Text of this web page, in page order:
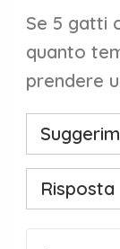
Se 5 gatti
quanto
prendere
Risposta